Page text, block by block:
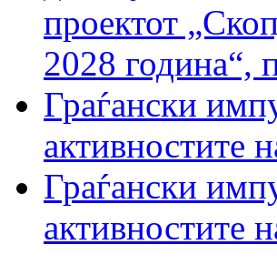
проектот
2028 година“,
Граѓански
активностите
Граѓански
активностите